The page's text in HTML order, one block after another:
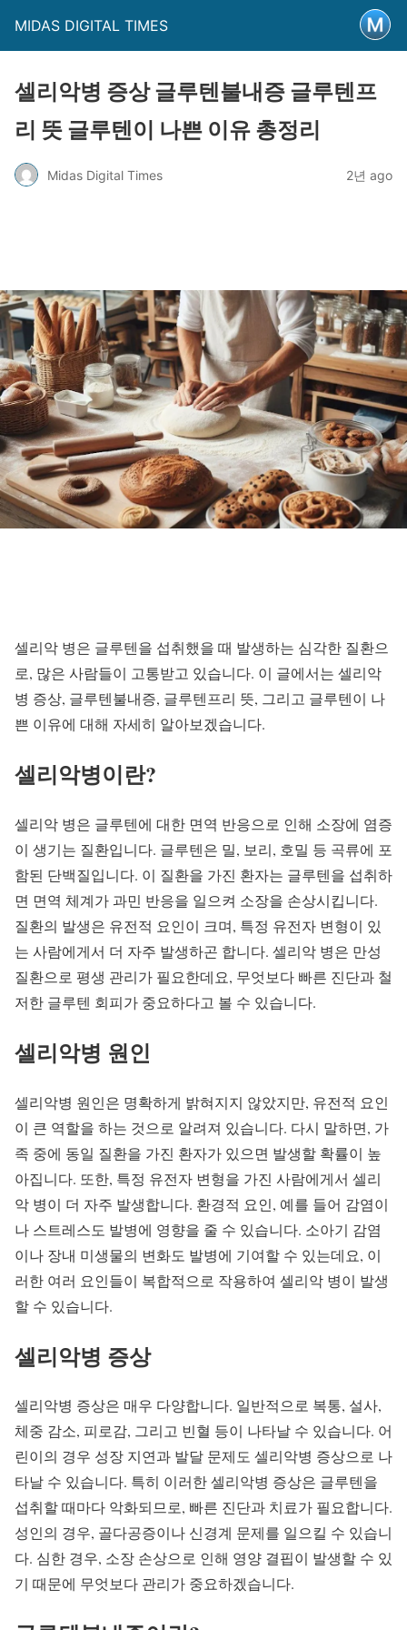
MIDAS DIGITAL TIMES
셀리악병 증상 글루텐불내증 글루텐프
리 뜻 글루텐이 나쁜 이유 총정리
Midas Digital Times 2년 ago
셀리악 병은 글루텐을 섭취했을 때 발생하는 심각한 질환으
로, 많은 사람들이 고통받고 있습니다. 이 글에서는 셀리악
병 증상, 글루텐불내증, 글루텐프리 뜻, 그리고 글루텐이 나
쁜 이유에 대해 자세히 알아보겠습니다.
셀리악병이란?
셀리악 병은 글루텐에 대한 면역 반응으로 인해 소장에 염증
이 생기는 질환입니다. 글루텐은 밀, 보리, 호밀 등 곡류에 포
함된 단백질입니다. 이 질환을 가진 환자는 글루텐을 섭취하
면 면역 체계가 과민 반응을 일으켜 소장을 손상시킵니다.
질환의 발생은 유전적 요인이 크며, 특정 유전자 변형이 있
는 사람에게서 더 자주 발생하곤 합니다. 셀리악 병은 만성
질환으로 평생 관리가 필요한데요, 무엇보다 빠른 진단과 철
저한 글루텐 회피가 중요하다고 볼 수 있습니다.
셀리악병 원인
셀리악병 원인은 명확하게 밝혀지지 않았지만, 유전적 요인
이 큰 역할을 하는 것으로 알려져 있습니다. 다시 말하면, 가
족 중에 동일 질환을 가진 환자가 있으면 발생할 확률이 높
아집니다. 또한, 특정 유전자 변형을 가진 사람에게서 셀리
악 병이 더 자주 발생합니다. 환경적 요인, 예를 들어 감염이
나 스트레스도 발병에 영향을 줄 수 있습니다. 소아기 감염
이나 장내 미생물의 변화도 발병에 기여할 수 있는데요, 이
러한 여러 요인들이 복합적으로 작용하여 셀리악 병이 발생
할 수 있습니다.
셀리악병 증상
셀리악병 증상은 매우 다양합니다. 일반적으로 복통, 설사,
체중 감소, 피로감, 그리고 빈혈 등이 나타날 수 있습니다. 어
린이의 경우 성장 지연과 발달 문제도 셀리악병 증상으로 나
타날 수 있습니다. 특히 이러한 셀리악병 증상은 글루텐을
섭취할 때마다 악화되므로, 빠른 진단과 치료가 필요합니다.
성인의 경우, 골다공증이나 신경계 문제를 일으킬 수 있습니
다. 심한 경우, 소장 손상으로 인해 영양 결핍이 발생할 수 있
기 때문에 무엇보다 관리가 중요하겠습니다.